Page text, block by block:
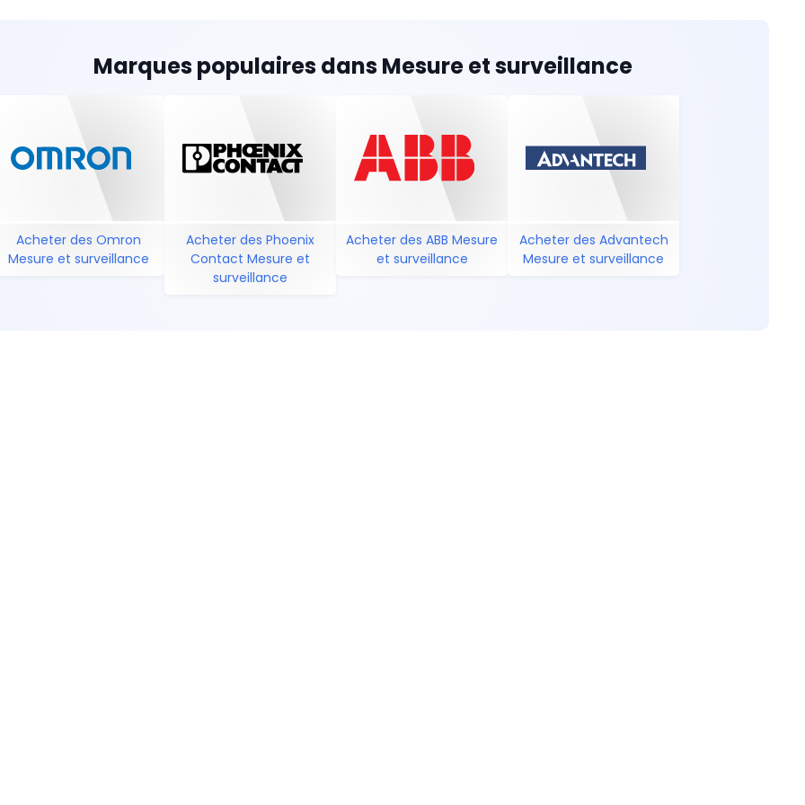
The device offers screw
Marques populaires dans Mesure et surveillance
Acheter des Omron
Mesure et surveillance
Acheter des Phoenix
Contact Mesure et
surveillance
Acheter des ABB Mesure
et surveillance
Acheter des Advantech
Mesure et surveillance